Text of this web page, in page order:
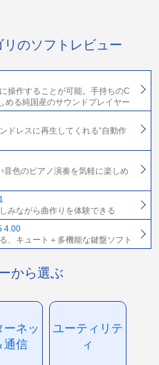
リのソフトレビュー
操作することが可能。手持ちのC
める純国産のサウンドプレイヤー
ドレスに再生してくれる“自動作
色のピアノ演奏を気軽に楽しめ
みながら曲作りを体験できる
4.00
、キュート＋多機能な鍵盤ソフト
から選ぶ
ーネッ
通信
ユーティリテ
ィ